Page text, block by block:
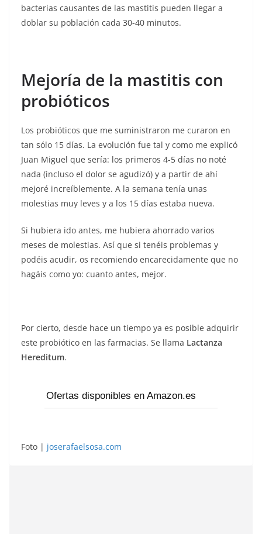
bacterias causantes de las mastitis pueden llegar a
doblar su población cada 30-40 minutos.
Mejoría de la mastitis con
probióticos
Los probióticos que me suministraron me curaron en
tan sólo 15 días. La evolución fue tal y como me explicó
Juan Miguel que sería: los primeros 4-5 días no noté
nada (incluso el dolor se agudizó) y a partir de ahí
mejoré increíblemente. A la semana tenía unas
molestias muy leves y a los 15 días estaba nueva.
Si hubiera ido antes, me hubiera ahorrado varios
meses de molestias. Así que si tenéis problemas y
podéis acudir, os recomiendo encarecidamente que no
hagáis como yo: cuanto antes, mejor.
Por cierto, desde hace un tiempo ya es posible adquirir
este probiótico en las farmacias. Se llama Lactanza
Hereditum.
Ofertas disponibles en Amazon.es
Foto | joserafaelsosa.com